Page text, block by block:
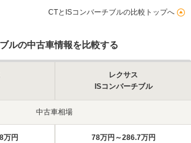
CTとISコンバーチブルの比較トップへ
ルの中古車情報を比較する
レクサス
ISコンバーチブル
中古車相場
万円 78万円～286.7万円